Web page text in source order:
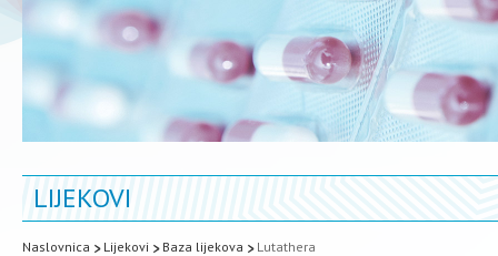
LIJEKOVI
Naslovnica Lijekovi Baza lijekova Lutathera